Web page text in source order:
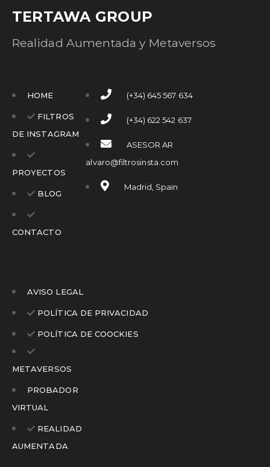
TERTAWA GROUP
Realidad Aumentada y Metaversos
HOME
FILTROS
DE INSTAGRAM
PROYECTOS
BLOG
CONTACTO
(+34) 645 567 634
(+34) 622 542 637
ASESOR AR
alvaro@filtrosinsta.com
Madrid, Spain
AVISO LEGAL
POLÍTICA DE PRIVACIDAD
POLÍTICA DE COOCKIES
METAVERSOS
PROBADOR
VIRTUAL
REALIDAD
AUMENTADA